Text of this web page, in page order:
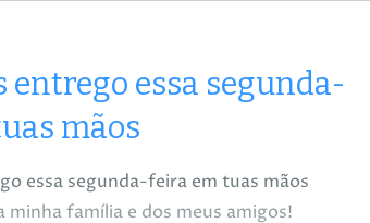
entrego essa segunda-
mãos
essa segunda-feira em tuas mãos
minha família e dos meus amigos!